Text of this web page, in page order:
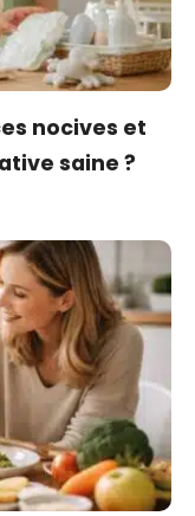
nocives et
saine ?